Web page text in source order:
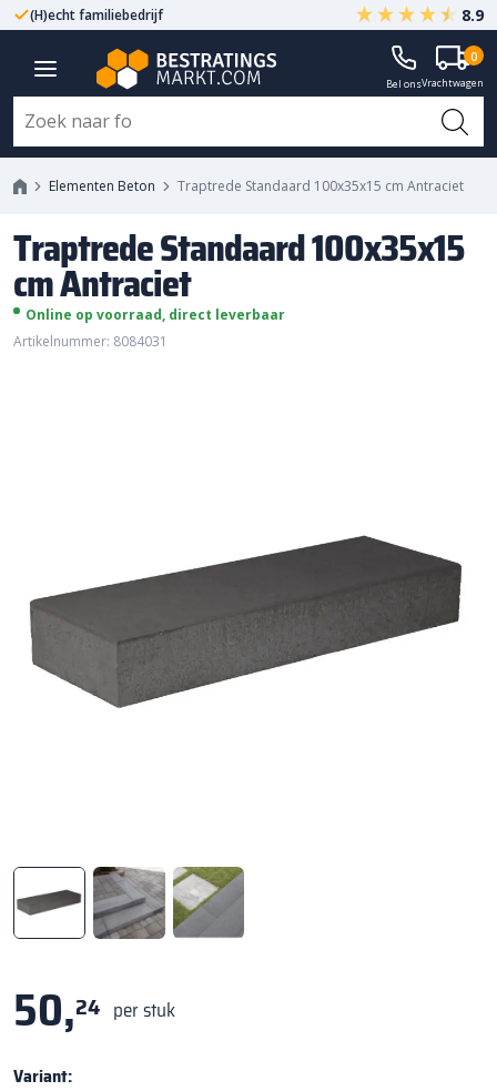
(H)echt familiebedrijf Gegarandeerd A-kwaliteit
8.9
Bel onsVrachtwagen
0
Elementen Beton Traptrede Standaard 100x35x15 cm Antraciet
Traptrede Standaard 100x35x15
cm Antraciet
Online op voorraad, direct leverbaar
Artikelnummer: 8084031
50,24 per stuk
Variant:
Traptrede Standaard 100x35x15
cm Antraciet